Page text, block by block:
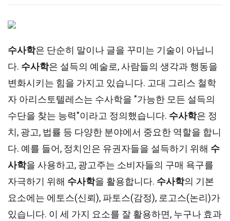
수사학은 단순히 말이나 글을 꾸미는 기술이 아닙니
다. 수사학은 설득의 예술로, 사람들의 생각과 행동을
변화시키는 힘을 가지고 있습니다. 고대 그리스 철학
자 아리스토텔레스는 수사학을 "가능한 모든 설득의
수단을 찾는 능력"이라고 정의했습니다. 수사학은 정
치, 광고, 법률 등 다양한 분야에서 중요한 역할을 합니
다. 예를 들어, 정치인은 유권자들을 설득하기 위해 수
사학을 사용하고, 광고주는 소비자들의 구매 욕구를
자극하기 위해 수사학을 활용합니다. 수사학의 기본
요소에는 에토스(신뢰), 파토스(감정), 로고스(논리)가
있습니다. 이 세 가지 요소를 잘 활용하면, 누구나 효과